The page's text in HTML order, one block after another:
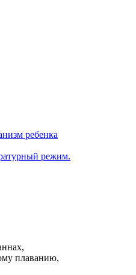
ребенка
режим.
плаванию,